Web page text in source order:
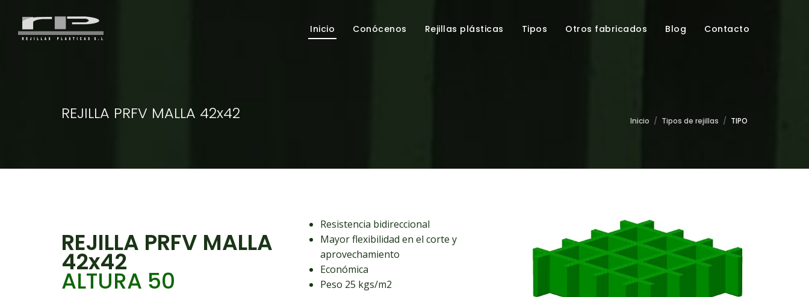
Inicio Conócenos Rejillas plásticas Tipos Otros fabricados Blog Contacto
REJILLA PRFV MALLA 42x42 Inicio / Tipos de rejillas / TIPO
REJILLA PRFV MALLA
42x42
ALTURA 50
Resistencia bidireccional
Mayor flexibilidad en el corte y
aprovechamiento
Económica
Peso 25 kgs/m2